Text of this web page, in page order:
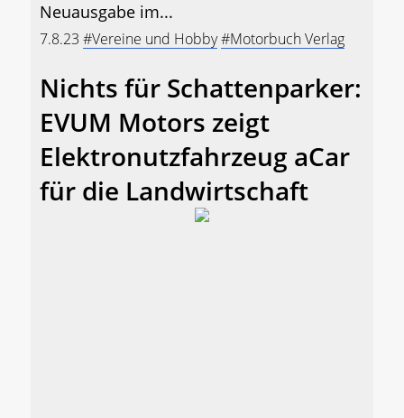
Neuausgabe im...
7.8.23 #Vereine und Hobby#Motorbuch Verlag
Nichts für Schattenparker:
EVUM Motors zeigt
Elektronutzfahrzeug aCar
für die Landwirtschaft